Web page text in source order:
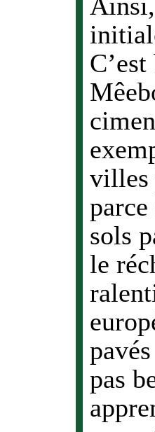
villes
sols
le
pas